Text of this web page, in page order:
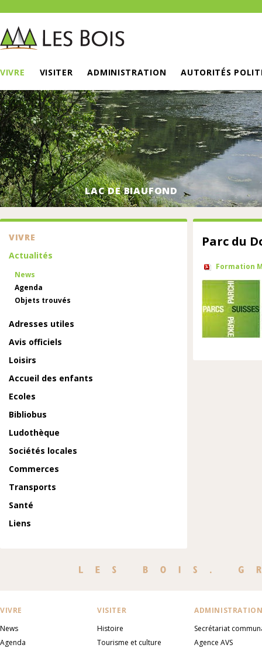
VIVRE VISITER ADMINISTRATION AUTORITÉS
LAC DE BIAUFOND
VIVRE
Actualités
News
Agenda
Objets trouvés
Adresses utiles
Avis officiels
Loisirs
Accueil des enfants
Ecoles
Bibliobus
Ludothèque
Sociétés locales
Commerces
Transports
Santé
Liens
Parc du
Formation
VIVRE
News
Agenda
VISITER
Histoire
Tourisme et culture
Secrétariat
Agence AVS